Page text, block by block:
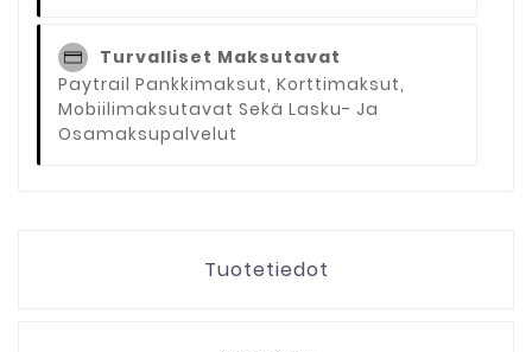
Turvalliset Maksutavat
Paytrail Pankkimaksut, Korttimaksut,
Mobiilimaksutavat Sekä Lasku- Ja
Osamaksupalvelut
Tuotetiedot